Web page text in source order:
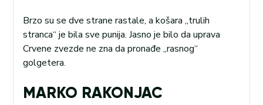
Brzo su se dve strane rastale, a košara „trulih
stranca“ je bila sve punija. Jasno je bilo da uprava
Crvene zvezde ne zna da pronađe „rasnog“
golgetera.
MARKO RAKONJAC